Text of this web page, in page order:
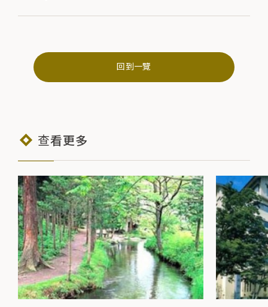
回到一覽
查看更多